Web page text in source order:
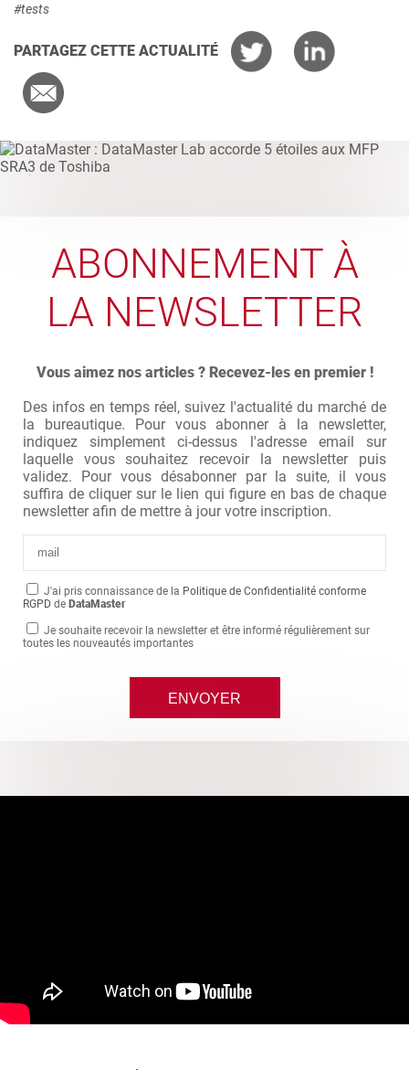
#tests
PARTAGEZ CETTE ACTUALITÉ
ABONNEMENT À
LA NEWSLETTER
Vous aimez nos articles ? Recevez-les en premier !
Des infos en temps réel, suivez l'actualité du marché de
la bureautique. Pour vous abonner à la newsletter,
indiquez simplement ci-dessus l'adresse email sur
laquelle vous souhaitez recevoir la newsletter puis
validez. Pour vous désabonner par la suite, il vous
suffira de cliquer sur le lien qui figure en bas de chaque
newsletter afin de mettre à jour votre inscription.
J'ai pris connaissance de la Politique de Confidentialité conforme
RGPD de DataMaster
Je souhaite recevoir la newsletter et être informé régulièrement sur
toutes les nouveautés importantes